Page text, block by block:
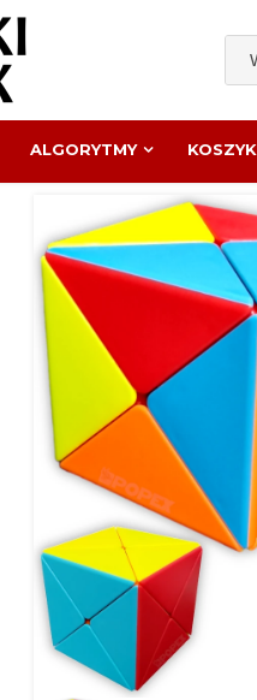
ALGORYTMY KOSZYK